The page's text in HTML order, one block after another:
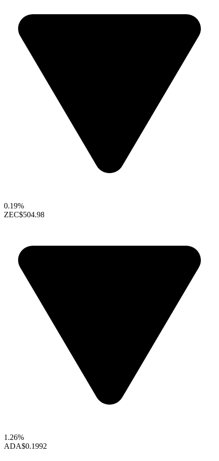
0.19%
ZEC$504.98
1.26%
ADA$0.1992